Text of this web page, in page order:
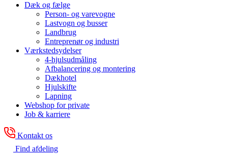
Dæk og fælge
Person- og varevogne
Lastvogn og busser
Landbrug
Entreprenør og industri
Værkstedsydelser
4-hjulsudmåling
Afbalancering og montering
Dækhotel
Hjulskifte
Lapning
Webshop for private
Job & karriere
Kontakt os
Find afdeling